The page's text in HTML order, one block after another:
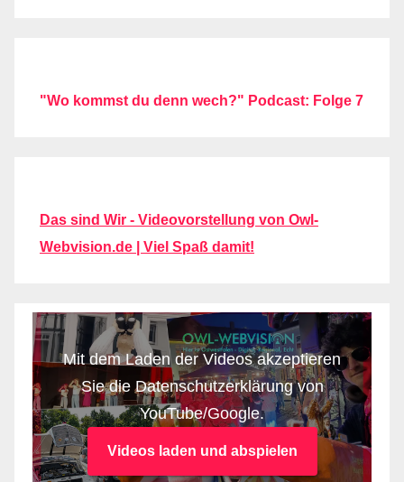
"Wo kommst du denn wech?" Podcast: Folge 7
Das sind Wir - Videovorstellung von Owl-
Webvision.de | Viel Spaß damit!
Mit dem Laden der Videos akzeptieren
Sie die Datenschutzerklärung von
YouTube/Google.
Videos laden und abspielen